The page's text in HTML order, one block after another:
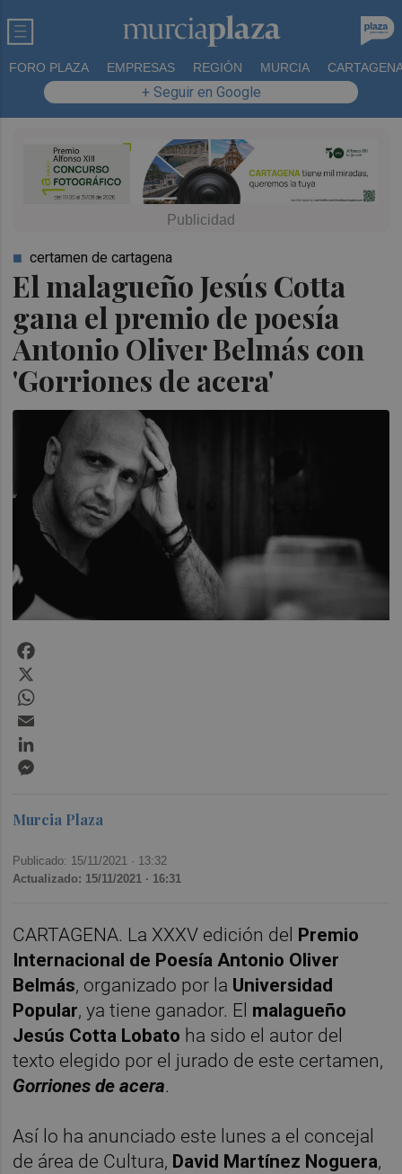
FORO PLAZA EMPRESAS REGIÓN MURCIA
+ Seguir en Google
El malagueño Jesús Cotta
gana el premio de poesía
Antonio Oliver Belmás con
'Gorriones de acera'
certamen de cartagena
Murcia Plaza
Publicado: 15/11/2021 · 13:32
Actualizado: 15/11/2021 · 16:31
CARTAGENA. La XXXV edición del Premio
Internacional de Poesía Antonio Oliver
Belmás, organizado por la Universidad
Popular, ya tiene ganador. El malagueño
Jesús Cotta Lobato ha sido el autor del
texto elegido por el jurado de este certamen,
Gorriones de acera.
Así lo ha anunciado este lunes a el concejal
de área de Cultura, David Martínez Noguera,